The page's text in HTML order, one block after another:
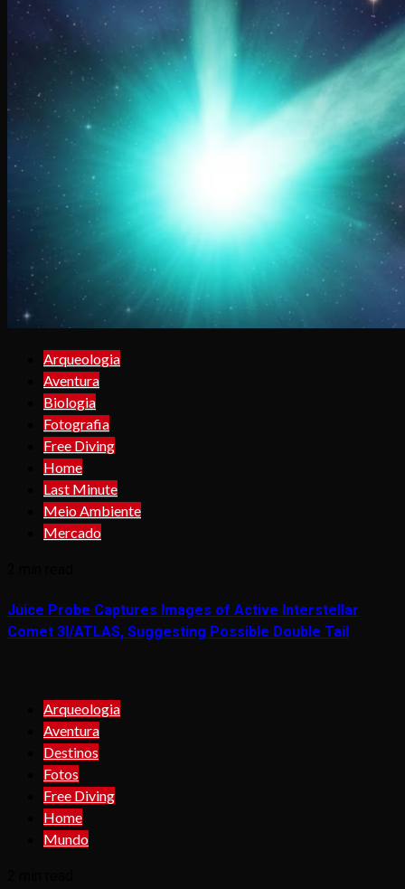
Arqueologia
Aventura
Biologia
Fotografia
Free Diving
Home
Last Minute
Meio Ambiente
Mercado
Juice Probe Captures Images of Active Interstellar
Comet 3I/ATLAS, Suggesting Possible Double Tail
Arqueologia
Aventura
Destinos
Fotos
Free Diving
Home
Mundo